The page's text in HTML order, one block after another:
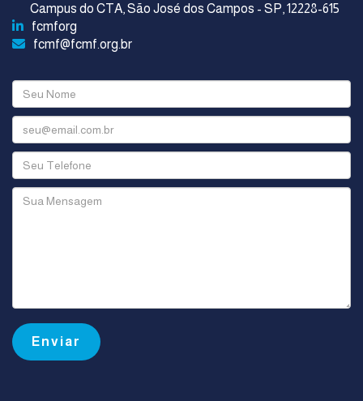
Campus do CTA, São José dos Campos - SP, 12228-615
fcmforg
fcmf@fcmf.org.br